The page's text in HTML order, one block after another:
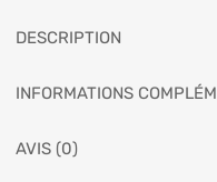
DESCRIPTION
INFORMATIONS
AVIS (0)